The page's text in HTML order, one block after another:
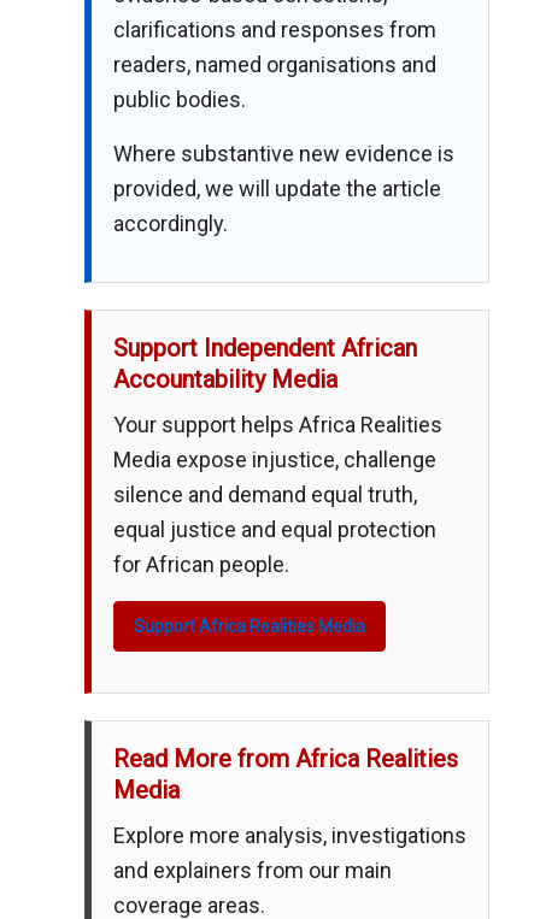
clarifications and responses from
readers, named organisations and
public bodies.
Where substantive new evidence is
provided, we will update the article
accordingly.
Support Independent African
Accountability Media
Your support helps Africa Realities
Media expose injustice, challenge
silence and demand equal truth,
equal justice and equal protection
for African people.
Support Africa Realities Media
Read More from Africa Realities
Media
Explore more analysis, investigations
and explainers from our main
coverage areas.